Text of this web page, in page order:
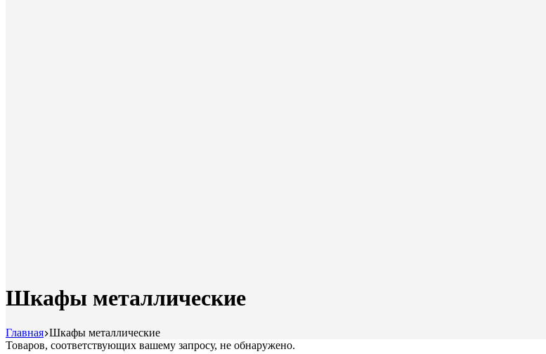
Шкафы металлические
Главная Шкафы металлические
Товаров, соответствующих вашему запросу, не обнаружено.